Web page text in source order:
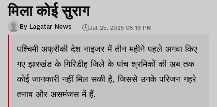
मिला कोई सुराग
By Lagatar News Jul 25, 2025 05:19 PM
पश्चिमी अफ्रीकी देश नाइजर में तीन महीने पहले अगवा किए
गए झारखंड के गिरिडीह जिले के पांच श्रमिकों की अब तक
कोई जानकारी नहीं मिल सकी है, जिससे उनके परिजन गहरे
तनाव और असमंजस में हैं.